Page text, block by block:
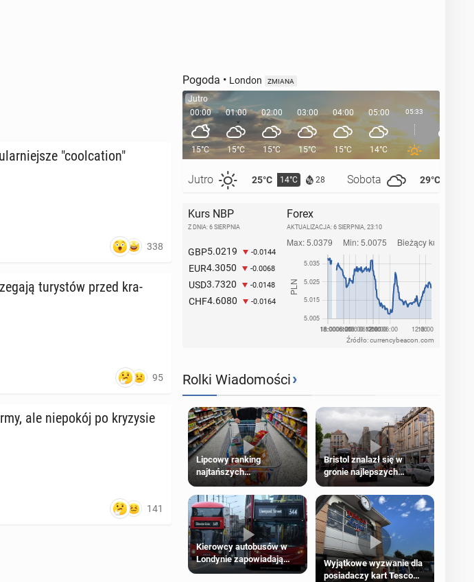
"co­ol­ca­tion"
338
tu­ry­stów przed kra­
95
ale nie­po­kój po kry­zy­sie
141
Pogoda • London ZMIANA
Jutro
00:00
15°C
Jutro 25°C 14°C 28 Sobota 29°C
01:00
15°C
02:00
15°C
03:00
15°C
04:00
15°C
05:00
14°C
05:33 06:00
Kurs NBP
Z DNIA: 6 SIERPNIA
GBP5.0219 -0.0144
EUR4.3050 -0.0068
USD3.7320 -0.0148
CHF4.6080 -0.0164
Forex
AKTUALIZACJA: 6 SIERPNIA, 23:10
Źródło: currencybeacon.com
Rolki Wiadomości›
Lipcowy ranking
najtańszych
supermarketów
Bristol znalazł się w
gronie najlepszych
kierunków podróży na
świecie
Kierowcy autobusów w
Londynie zapowiadają
strajki
Wyjątkowe wyzwanie dla
posiadaczy kart Tesco